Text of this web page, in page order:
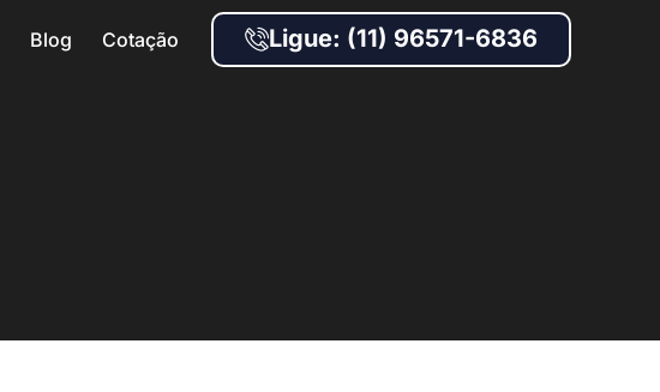
Blog Cotação Ligue: (11) 96571-6836